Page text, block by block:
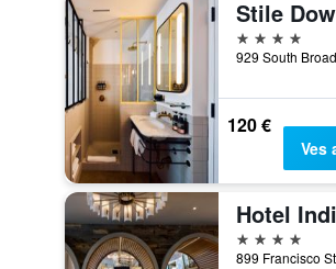
4 estrelles
120 €
Ves
4 estrelles